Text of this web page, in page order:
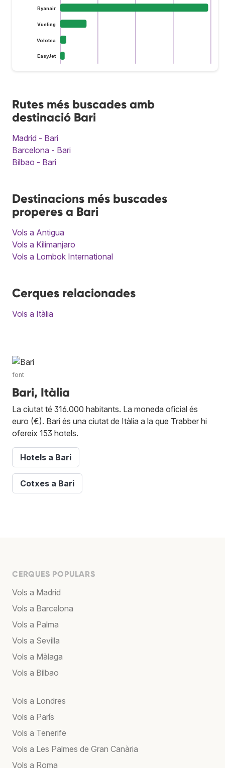
Ryanair
Vueling
Volotea
EasyJet
Rutes més buscades amb
destinació Bari
Madrid - Bari
Barcelona - Bari
Bilbao - Bari
Destinacions més buscades
properes a Bari
Vols a Antigua
Vols a Kilimanjaro
Vols a Lombok International
Cerques relacionades
Vols a Itàlia
font
Bari, Itàlia
La ciutat té 316.000 habitants. La moneda oficial és
euro (€). Bari és una ciutat de Itàlia a la que Trabber hi
ofereix 153 hotels.
Hotels a Bari
Cotxes a Bari
CERQUES POPULARS
Vols a Madrid
Vols a Barcelona
Vols a Palma
Vols a Sevilla
Vols a Màlaga
Vols a Bilbao
Vols a Londres
Vols a París
Vols a Tenerife
Vols a Les Palmes de Gran Canària
Vols a Roma